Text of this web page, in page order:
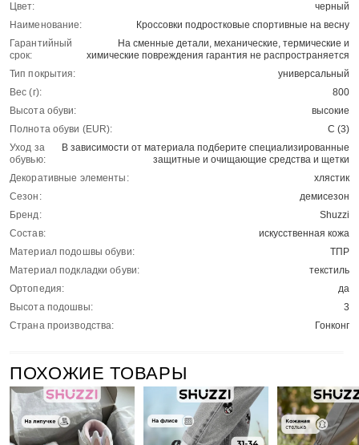
Цвет:
черный
Наименование:
Кроссовки подростковые спортивные на весну
Гарантийный
срок:
На сменные детали, механические, термические и
химические повреждения гарантия не распространяется
Тип покрытия:
универсальный
Вес (г):
800
Высота обуви:
высокие
Полнота обуви (EUR):
С (3)
Уход за
обувью:
В зависимости от материала подберите специализированные
защитные и очищающие средства и щетки
Декоративные элементы:
хлястик
Сезон:
демисезон
Бренд:
Shuzzi
Состав:
искусственная кожа
Материал подошвы обуви:
ТПР
Материал подкладки обуви:
текстиль
Ортопедия:
да
Высота подошвы:
3
Страна производства:
Гонконг
ПОХОЖИЕ ТОВАРЫ